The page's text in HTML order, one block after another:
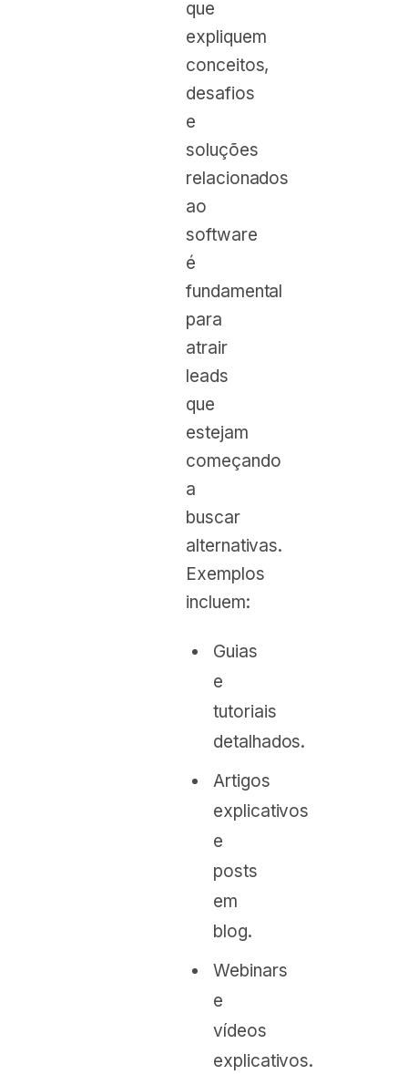
que
expliquem
conceitos,
desafios
e
soluções
relacionados
ao
software
é
fundamental
para
atrair
leads
que
estejam
começando
a
buscar
alternativas.
Exemplos
incluem:
Guias
e
tutoriais
detalhados.
Artigos
explicativos
e
posts
em
blog.
Webinars
e
vídeos
explicativos.